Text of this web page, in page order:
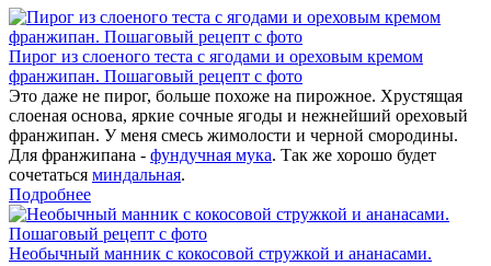
Пирог из слоеного теста с ягодами и ореховым кремом
франжипан. Пошаговый рецепт с фото
Это даже не пирог, больше похоже на пирожное. Хрустящая
слоеная основа, яркие сочные ягоды и нежнейший ореховый
франжипан. У меня смесь жимолости и черной смородины.
Для франжипана - фундучная мука. Так же хорошо будет
сочетаться миндальная.
Подробнее
Необычный манник с кокосовой стружкой и ананасами.